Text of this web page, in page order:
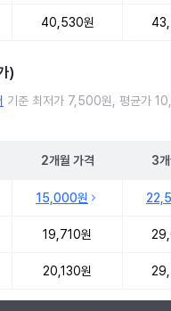
40,530원
)
기준 최저가 7,500원, 평균가
2개월 가격 3
15,000원
19,710원
20,130원